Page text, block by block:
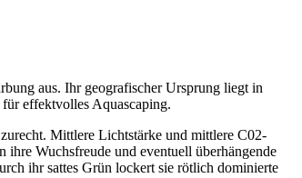
aus. Ihr geografischer Ursprung liegt in
effektvolles Aquascaping.
Mittlere Lichtstärke und mittlere C02-
Wuchsfreude und eventuell überhängende
ihr sattes Grün lockert sie rötlich dominierte